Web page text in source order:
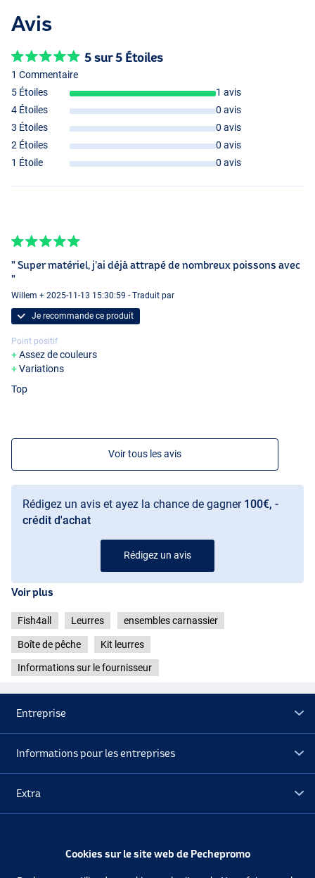
Avis
5 sur 5 Étoiles
1 Commentaire
5 Étoiles
1 avis
4 Étoiles
0 avis
3 Étoiles
0 avis
2 Étoiles
0 avis
1 Étoile
0 avis
" Super matériel, j’ai déjà attrapé de nombreux poissons avec
"
Willem + 2025-11-13 15:30:59 - Traduit par
Je recommande ce produit
Point positif
Assez de couleurs
Variations
Top
Voir tous les avis
Rédigez un avis et ayez la chance de gagner 100€, -
crédit d'achat
Rédigez un avis
Voir plus
Fish4all Leurres ensembles carnassier
Boîte de pêche Kit leurres
Informations sur le fournisseur
Entreprise
Informations pour les entreprises
Extra
Cookies sur le site web de Pechepromo